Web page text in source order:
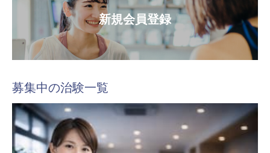
新規会員登録
募集中の治験一覧